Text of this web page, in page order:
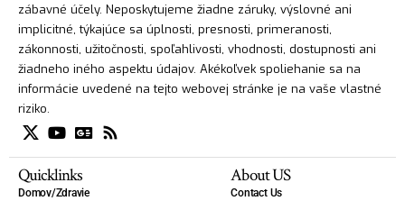
zábavné účely. Neposkytujeme žiadne záruky, výslovné ani
implicitné, týkajúce sa úplnosti, presnosti, primeranosti,
zákonnosti, užitočnosti, spoľahlivosti, vhodnosti, dostupnosti ani
žiadneho iného aspektu údajov. Akékoľvek spoliehanie sa na
informácie uvedené na tejto webovej stránke je na vaše vlastné
riziko.
Quicklinks
Domov/Zdravie
About US
Contact Us